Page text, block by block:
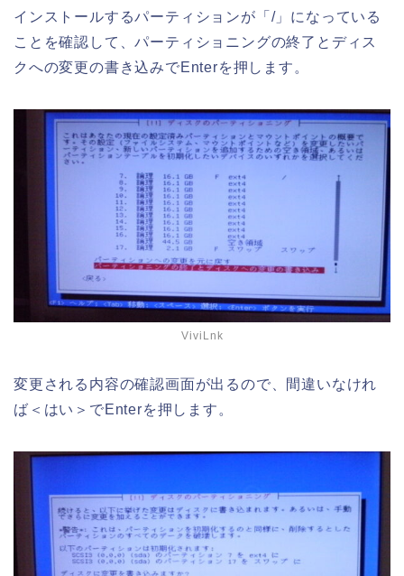
インストールするパーティションが「/」になっている
ことを確認して、パーティショニングの終了とディス
クへの変更の書き込みでEnterを押します。
ViviLnk
変更される内容の確認画面が出るので、間違いなけれ
ば＜はい＞でEnterを押します。